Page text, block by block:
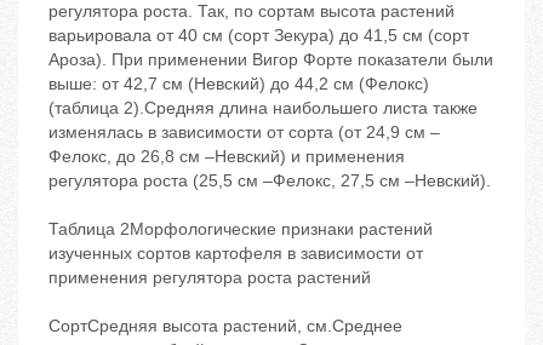
регулятора роста. Так, по сортам высота растений
варьировала от 40 см (сорт Зекура) до 41,5 см (сорт
Ароза). При применении Вигор Форте показатели были
выше: от 42,7 см (Невский) до 44,2 см (Фелокс)
(таблица 2).Средняя длина наибольшего листа также
изменялась в зависимости от сорта (от 24,9 см –
Фелокс, до 26,8 см –Невский) и применения
регулятора роста (25,5 см –Фелокс, 27,5 см –Невский).
Таблица 2Морфологические признаки растений
изученных сортов картофеля в зависимости от
применения регулятора роста растений
СортСредняя высота растений, см.Среднее